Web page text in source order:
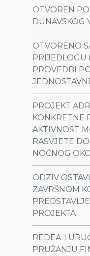
OTVOREN
DUNAVSKOG
OTVORENO
PRIJEDLOGU
PROVEDBI
PROJEKT
KONKRETNE
AKTIVNOST
RASVJETE
NOĆNOG
ODZIV
ZAVRŠNOM
PROJEKTA
REDEA-I
PRUŽANJU